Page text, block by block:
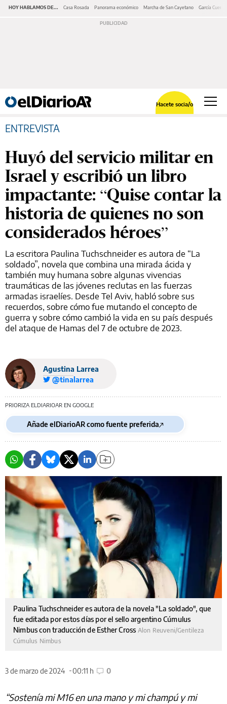
HOY HABLAMOS DE... Casa Rosada Panorama económico Marcha de San Cayetano García Cuerva
Hacete socia/o
ENTREVISTA
Huyó del servicio militar en
Israel y escribió un libro
impactante: “Quise contar la
historia de quienes no son
considerados héroes”
La escritora Paulina Tuchschneider es autora de “La
soldado”, novela que combina una mirada ácida y
también muy humana sobre algunas vivencias
traumáticas de las jóvenes reclutas en las fuerzas
armadas israelíes. Desde Tel Aviv, habló sobre sus
recuerdos, sobre cómo fue mutando el concepto de
guerra y sobre cómo cambió la vida en su país después
del ataque de Hamas del 7 de octubre de 2023.
Agustina Larrea
@tinalarrea
PRIORIZA ELDIARIOAR EN GOOGLE
Añade elDiarioAR como fuente preferida
Paulina Tuchschneider es autora de la novela "La soldado", que
fue editada por estos días por el sello argentino Cúmulus
Nimbus con traducción de Esther Cross Alon Reuveni/Gentileza
Cúmulus Nimbus
3 de marzo de 2024 00:11 h 0
“Sostenía mi M16 en una mano y mi champú y mi